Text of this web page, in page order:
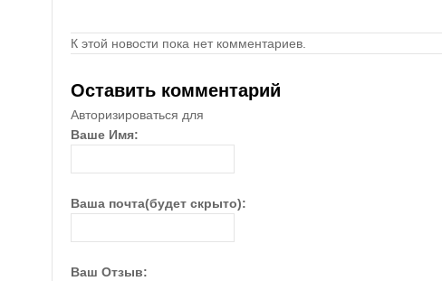
К этой новости пока нет комментариев.
Оставить комментарий
Авторизироваться для
Ваше Имя:
Ваша почта(будет скрыто):
Ваш Отзыв: